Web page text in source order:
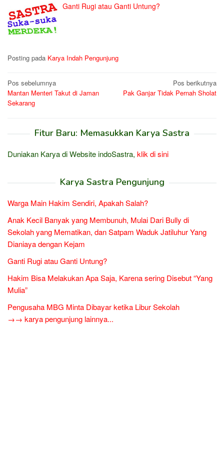
Ganti Rugi atau Ganti Untung?
Posting pada Karya Indah Pengunjung
Navigasi
pos
Pos sebelumnya
Mantan Menteri Takut di Jaman
Sekarang
Pos berikutnya
Pak Ganjar Tidak Pernah Sholat
Fitur Baru: Memasukkan Karya Sastra
Duniakan Karya di Website indoSastra, klik di sini
Karya Sastra Pengunjung
Warga Main Hakim Sendiri, Apakah Salah?
Anak Kecil Banyak yang Membunuh, Mulai Dari Bully di
Sekolah yang Mematikan, dan Satpam Waduk Jatiluhur Yang
Dianiaya dengan Kejam
Ganti Rugi atau Ganti Untung?
Hakim Bisa Melakukan Apa Saja, Karena sering Disebut “Yang
Mulia”
Pengusaha MBG Minta Dibayar ketika Libur Sekolah
→→ karya pengunjung lainnya...